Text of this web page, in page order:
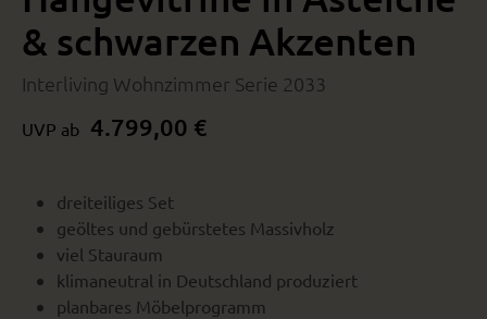
& schwarzen Akzenten
Interliving Wohnzimmer Serie 2033
UVP ab 4.799,00 €
dreiteiliges Set
geöltes und gebürstetes Massivholz
viel Stauraum
klimaneutral in Deutschland produziert
planbares Möbelprogramm